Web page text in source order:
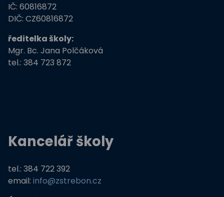
Zdravé město Třeboň a ZŠ
Stromy, skřeti, dřeváci
EU peníze školám
Němčina nekouše
Podpora programů prevence krim
IČ: 60816872
DIČ: CZ60816872
ředitelka školy:
Mgr. Bc. Jana Polčáková
tel.: 384 723 872
Kancelář školy
tel.: 384 722 392
email: info@zstrebon.cz